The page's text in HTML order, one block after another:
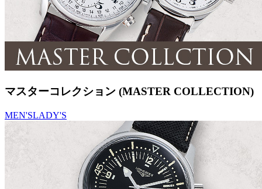
マスターコレクション (MASTER COLLECTION)
MEN'SLADY'S